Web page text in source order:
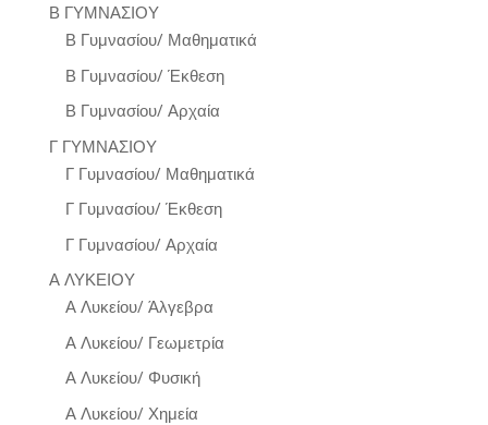
Β ΓΥΜΝΑΣΙΟΥ
Β Γυμνασίου/ Μαθηματικά
Β Γυμνασίου/ Έκθεση
Β Γυμνασίου/ Αρχαία
Γ ΓΥΜΝΑΣΙΟΥ
Γ Γυμνασίου/ Μαθηματικά
Γ Γυμνασίου/ Έκθεση
Γ Γυμνασίου/ Αρχαία
Α ΛΥΚΕΙΟΥ
Α Λυκείου/ Άλγεβρα
Α Λυκείου/ Γεωμετρία
Α Λυκείου/ Φυσική
Α Λυκείου/ Χημεία